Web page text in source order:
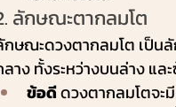
ลักษณะตากลมโต
ษณะดวงตากลมโต เป็น
าง ทั้งระหว่างบนล่าง แล
ข้อดี ดวงตากลมโตจะ